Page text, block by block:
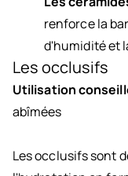
renforce la
d'humidité et
Les occlusifs
Utilisation
abîmées
Les occlusifs sont